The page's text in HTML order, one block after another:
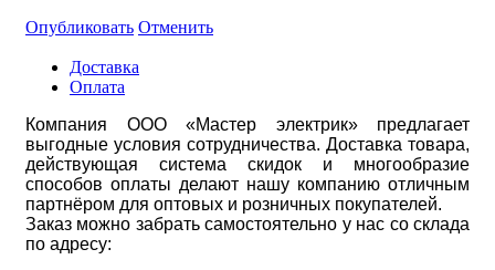
Опубликовать Отменить
Доставка
Оплата
Компания ООО «Мастер электрик» предлагает
выгодные условия сотрудничества. Доставка товара,
действующая система скидок и многообразие
способов оплаты делают нашу компанию отличным
партнёром для оптовых и розничных покупателей.
Заказ можно забрать самостоятельно у нас со склада
по адресу: